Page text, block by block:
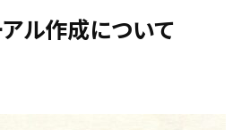
アル作成について